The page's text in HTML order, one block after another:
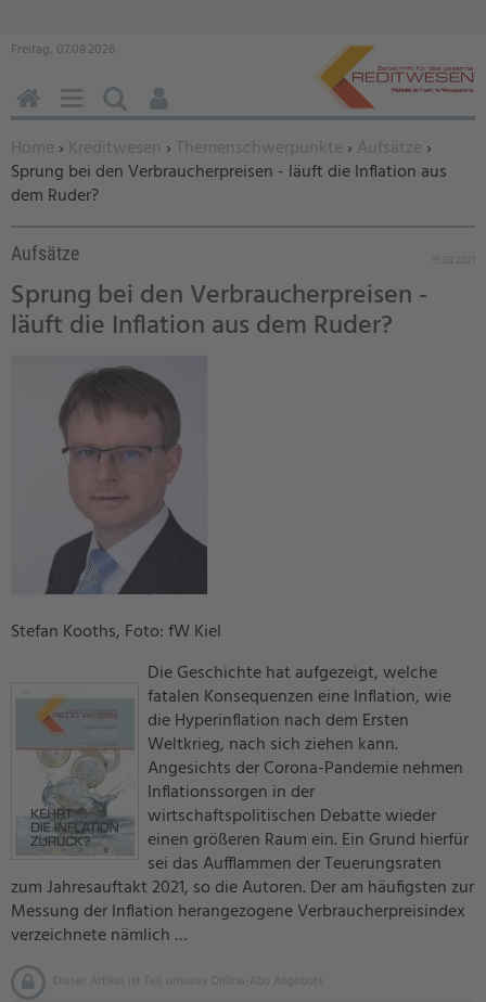
Freitag, 07.08.2026
Sie befinden sich hier:
Home › Kreditwesen › Themenschwerpunkte › Aufsätze ›
Sprung bei den Verbraucherpreisen - läuft die Inflation aus
dem Ruder?
Aufsätze
Sprung bei den Verbraucherpreisen -
läuft die Inflation aus dem Ruder?
Stefan Kooths, Foto: fW Kiel
Die Geschichte hat aufgezeigt, welche
fatalen Konsequenzen eine Inflation, wie
die Hyperinflation nach dem Ersten
Weltkrieg, nach sich ziehen kann.
Angesichts der Corona-Pandemie nehmen
Inflationssorgen in der
wirtschaftspolitischen Debatte wieder
einen größeren Raum ein. Ein Grund hierfür
sei das Aufflammen der Teuerungsraten
zum Jahresauftakt 2021, so die Autoren. Der am häufigsten zur
Messung der Inflation herangezogene Verbraucherpreisindex
verzeichnete nämlich …
Dieser Artikel ist Teil unseres Online-Abo Angebots.
HOMEMENÜSUCHEN
BENUTZERFUNKTIONEN